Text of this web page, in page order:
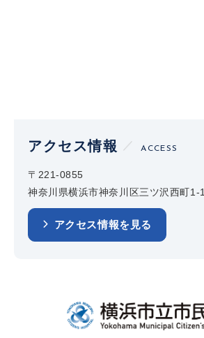
アクセス情報 ACCESS
〒221-0855
神奈川県横浜市神奈川区三ツ沢西町1-1
アクセス情報を見る